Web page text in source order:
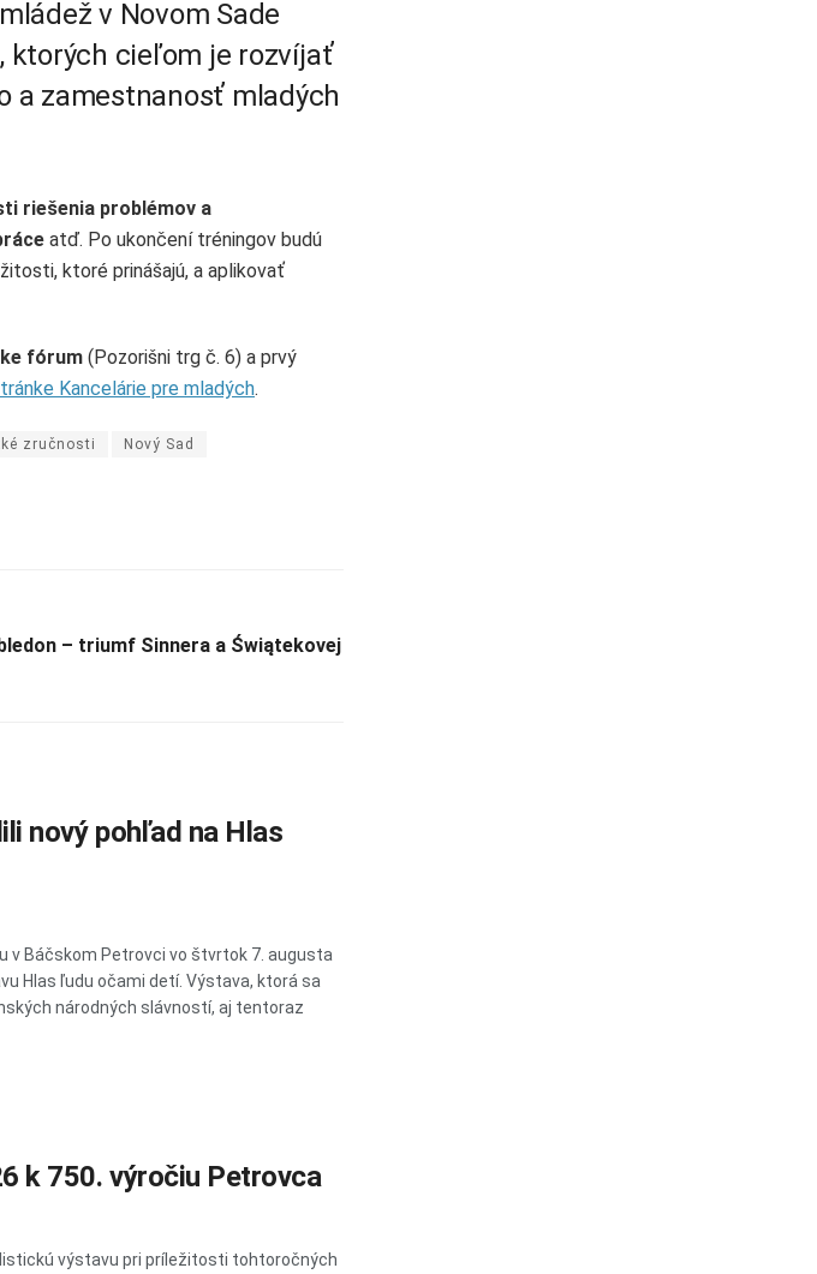
v Novom Sade
ktorých cieľom je rozvíjať
a zamestnanosť mladých
riešenia problémov a
atď. Po ukončení tréningov budú
ktoré prinášajú, a aplikovať
fórum (Pozorišni trg č. 6) a prvý
Kancelárie pre mladých.
zručnosti Nový Sad
– triumf Sinnera a Świątekovej
nový pohľad na Hlas
v Báčskom Petrovci vo štvrtok 7. augusta
Hlas ľudu očami detí. Výstava, ktorá sa
národných slávností, aj tentoraz
k 750. výročiu Petrovca
výstavu pri príležitosti tohtoročných